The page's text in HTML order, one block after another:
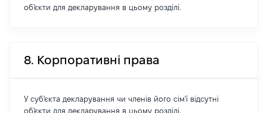
об'єкти для декларування в цьому розділі.
8. Корпоративні права
У суб'єкта декларування чи членів його сім'ї відсутні
об'єкти для декларування в цьому розділі.